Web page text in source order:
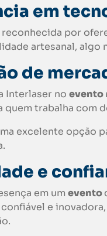
em
por
artesanal,
de
Interlaser no evento
quem trabalha com
excelente opção
e
em um evento
e